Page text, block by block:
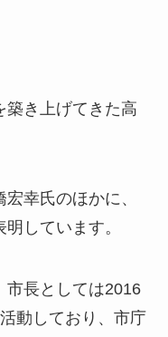
築き上げてきた高
幸氏のほかに、
しています。
市長としては2016
動しており、市庁